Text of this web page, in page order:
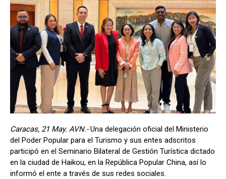
Caracas, 21 May. AVN.-Una delegación oficial del Ministerio
del Poder Popular para el Turismo y sus entes adscritos
participó en el Seminario Bilateral de Gestión Turística dictado
en la ciudad de Haikou, en la República Popular China, así lo
informó el ente a través de sus redes sociales.